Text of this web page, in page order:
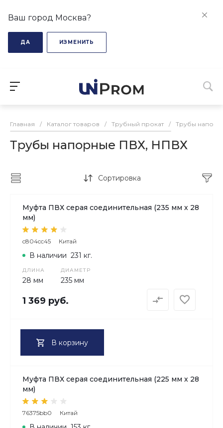
Ваш город Москва?
ДА ИЗМЕНИТЬ
Главная / Каталог товаров / Трубный прокат / Трубы
Трубы напорные ПВХ, НПВХ
Сортировка
Муфта ПВХ серая соединительная (235 мм х 28
мм)
c804cc45 Китай
ДЛИНА
28 мм
ДИАМЕТР
235 мм
В наличии 231 кг.
1 369 руб.
В корзину
Муфта ПВХ серая соединительная (225 мм х 28
мм)
76375bb0 Китай